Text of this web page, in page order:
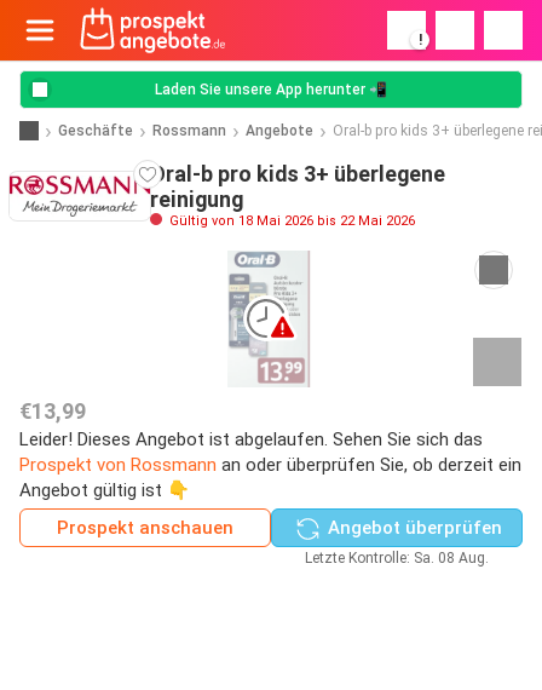
!
Laden Sie unsere App herunter 📲
Geschäfte Rossmann Angebote Oral-b pro kids 3+ überlegene
Oral-b pro kids 3+ überlegene
reinigung
Gültig von 18 Mai 2026 bis 22 Mai 2026
€13,99
Leider! Dieses Angebot ist abgelaufen. Sehen Sie sich das
Prospekt von Rossmann an oder überprüfen Sie, ob derzeit ein
Angebot gültig ist 👇
Prospekt anschauen
Angebot überprüfen
Letzte Kontrolle: Sa. 08 Aug.